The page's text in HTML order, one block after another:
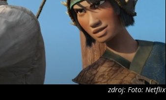
zdroj: Foto: Netflix